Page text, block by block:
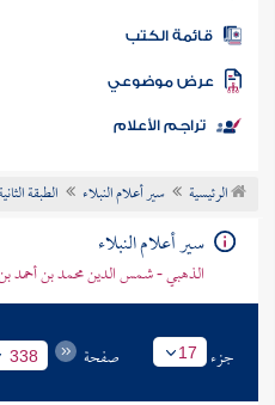
المكتبة
الكتب
موضوعي
تراجم الأعلام
الرئيسية سير أعلام النبلاء الطبقة
سير أعلام النبلاء
الذهبي - شمس الدين محمد بن أحمد
جزء 17 صفحة 338